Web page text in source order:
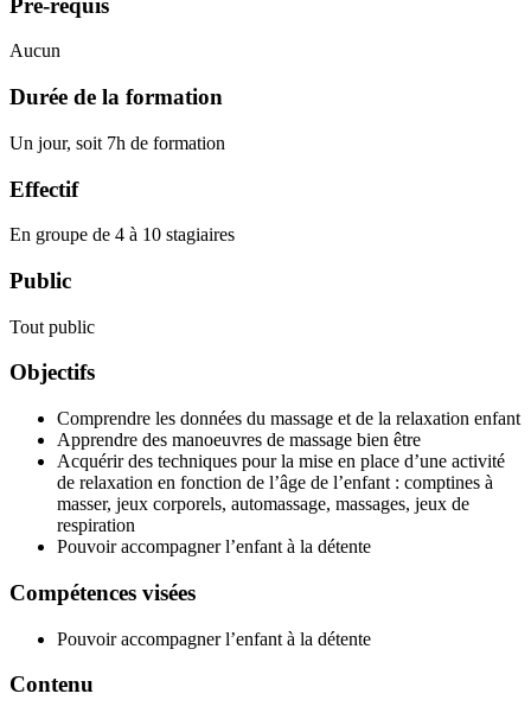
Pré-requis
Aucun
Durée de la formation
Un jour, soit 7h de formation
Effectif
En groupe de 4 à 10 stagiaires
Public
Tout public
Objectifs
Comprendre les données du massage et de la relaxation enfant
Apprendre des manoeuvres de massage bien être
Acquérir des techniques pour la mise en place d’une activité
de relaxation en fonction de l’âge de l’enfant : comptines à
masser, jeux corporels, automassage, massages, jeux de
respiration
Pouvoir accompagner l’enfant à la détente
Compétences visées
Pouvoir accompagner l’enfant à la détente
Contenu